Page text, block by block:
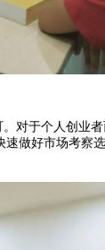
对于个人创业
做好市场考察